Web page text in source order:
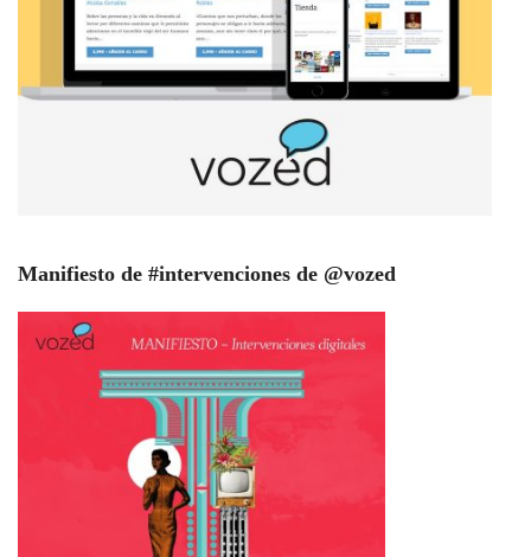
Manifiesto de #intervenciones de @vozed